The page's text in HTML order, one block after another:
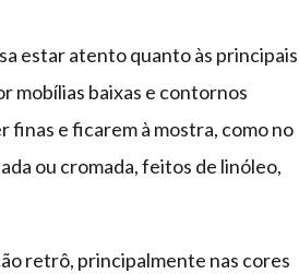
estar atento quanto às principais
mobílias baixas e contornos
finas e ficarem à mostra, como no
ou cromada, feitos de linóleo,
retrô, principalmente nas cores